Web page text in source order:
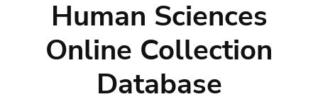
Human Sciences
Online Collection
Database